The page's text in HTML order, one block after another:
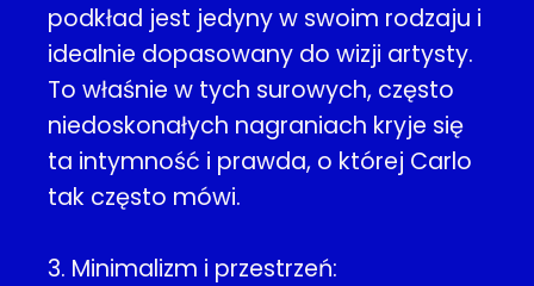
podkład jest jedyny w swoim rodzaju i
idealnie dopasowany do wizji artysty.
To właśnie w tych surowych, często
niedoskonałych nagraniach kryje się
ta intymność i prawda, o której Carlo
tak często mówi.
3. Minimalizm i przestrzeń: